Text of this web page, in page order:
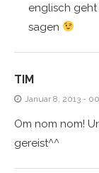
englisch
sagen
TIM
Januar 8, 2013 -
Om nom nom!
gereist^^